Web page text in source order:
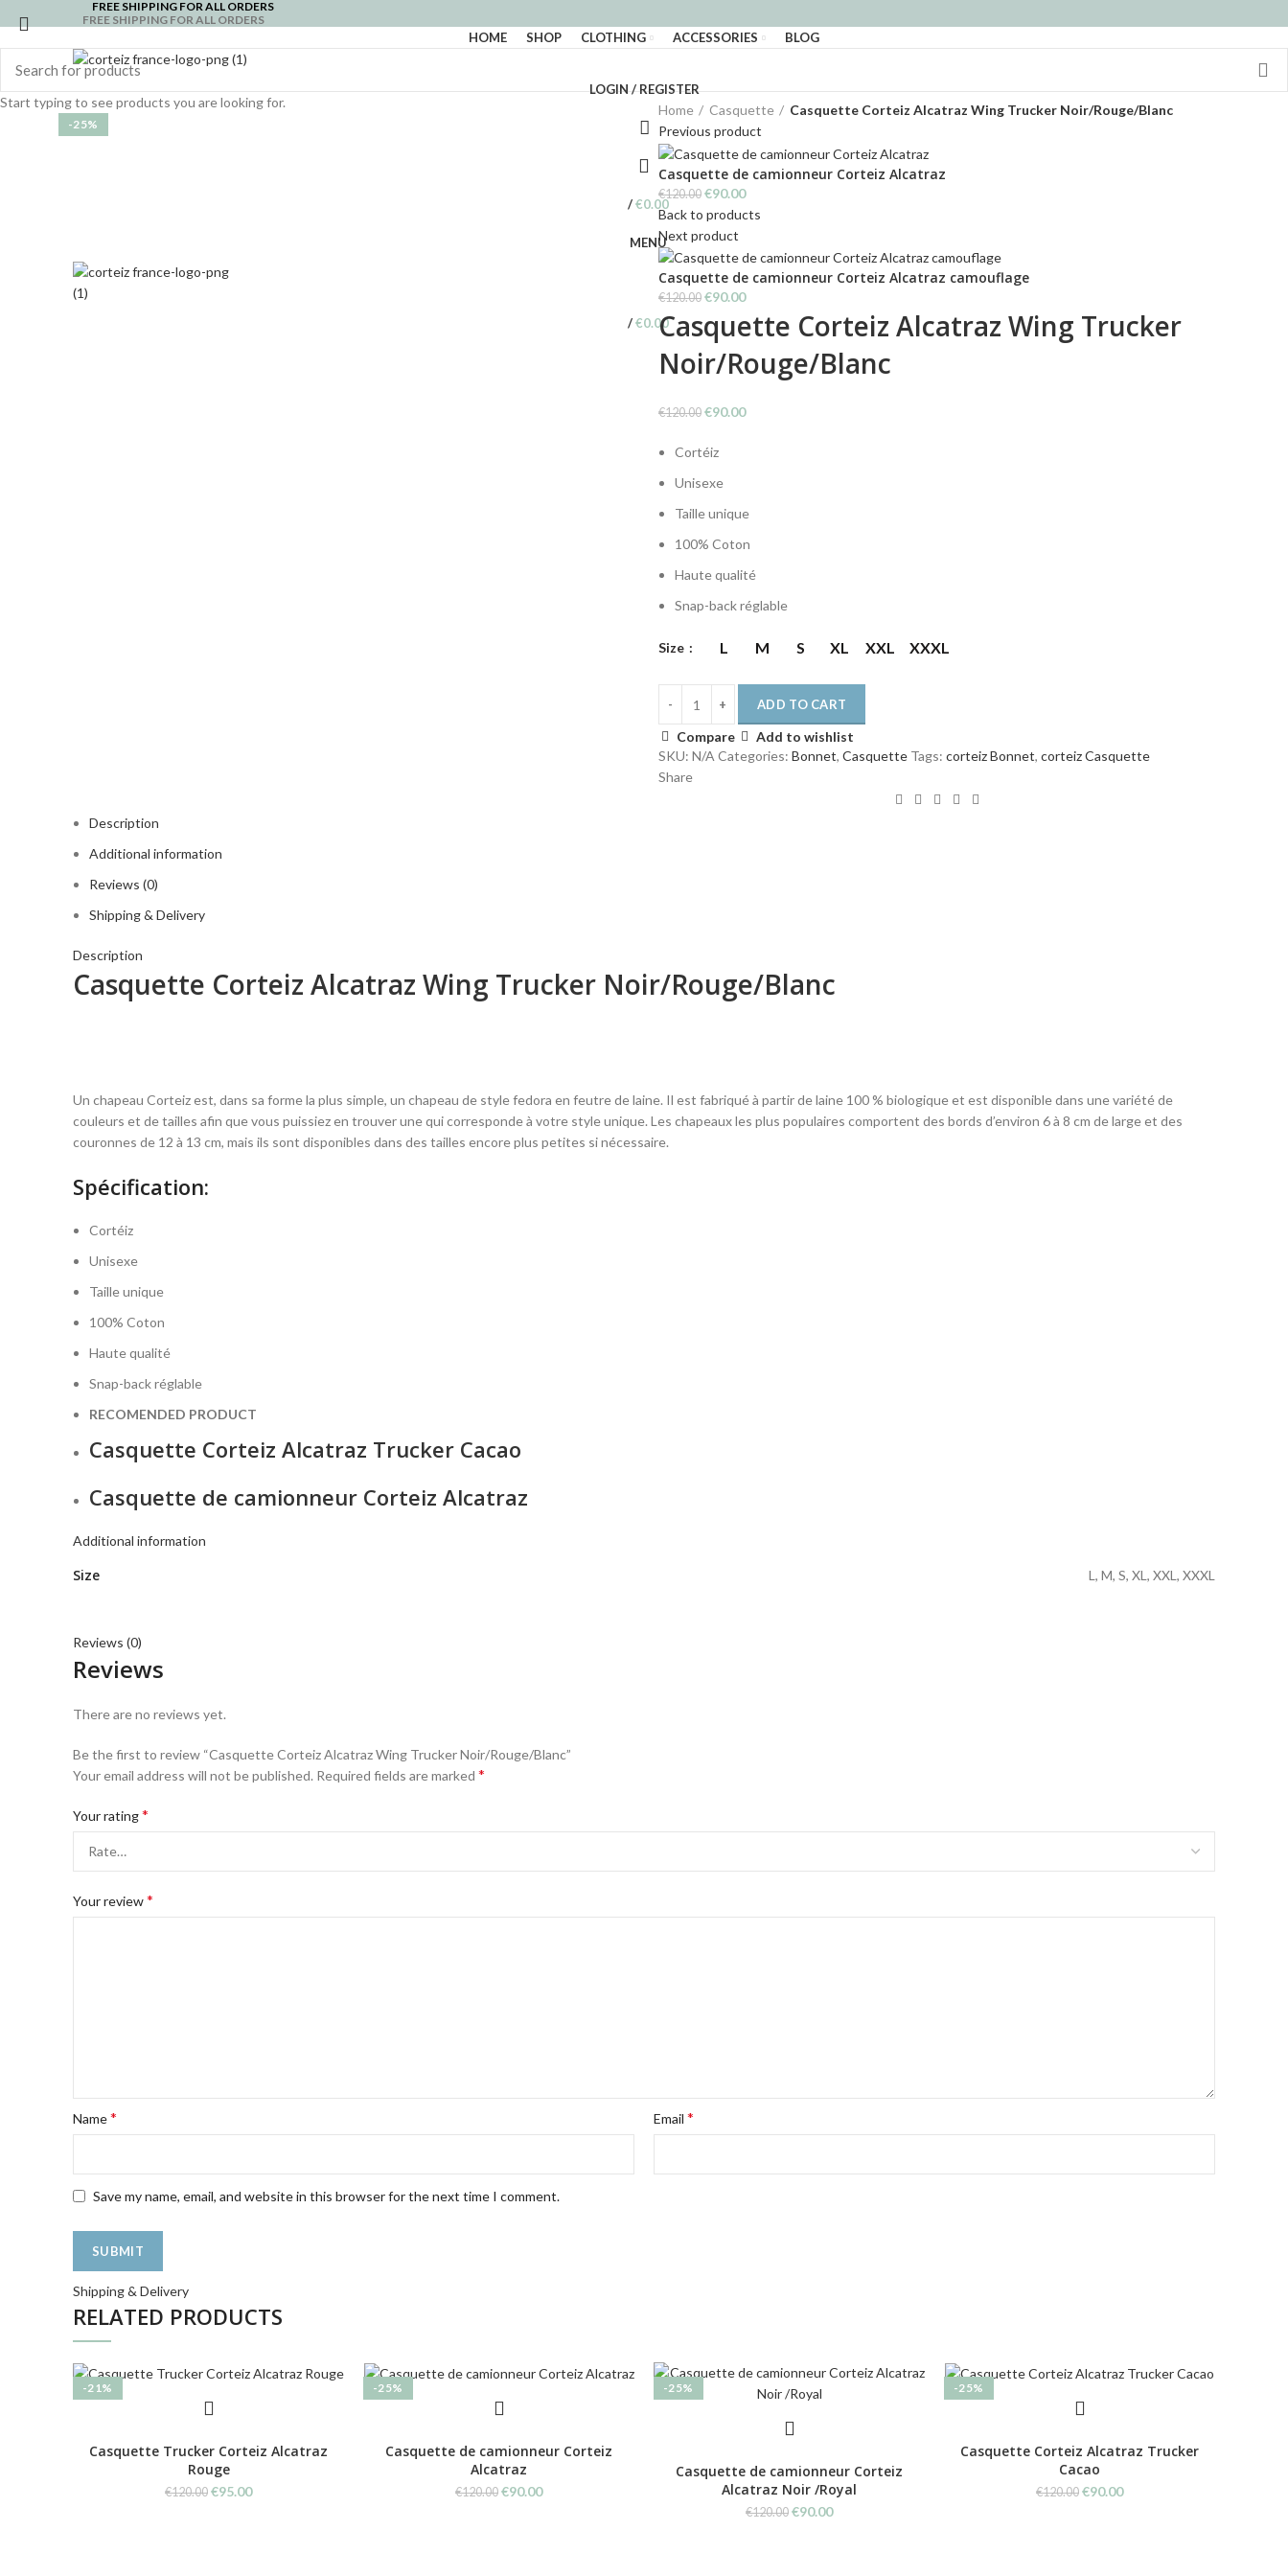
FREE SHIPPING FOR ALL ORDERS
FREE SHIPPING FOR ALL ORDERS
HOME SHOP CLOTHING ACCESSORIES BLOG
LOGIN / REGISTER
/ €0.00
MENU
/ €0.00
-25%
Click to enlarge
Home Casquette
Casquette Corteiz Alcatraz Wing Trucker Noir/Rouge/Blanc
Previous product
Casquette de camionneur Corteiz Alcatraz
€120.00 Original
price
was:
€120.00.
€90.00Current
price
€90.00.
Back to products
Next product
Casquette de camionneur Corteiz Alcatraz camouflage
€120.00 Original
was:
€120.00.
€90.00Current
price
is:
€90.00.
Casquette Corteiz Alcatraz Wing Trucker
Noir/Rouge/Blanc
€120.00 Original
was:
€90.00Current
Cortéiz
Unisexe
Taille unique
100% Coton
Haute qualité
Snap-back réglable
Size L M S XL XXL XXXL
ADD TO CART
Compare
Add to wishlist
SKU: N/A Categories: Bonnet, Casquette Tags: corteiz Bonnet, corteiz Casquette
Share
Description
Additional information
Reviews (0)
Shipping & Delivery
Description
Casquette Corteiz Alcatraz Wing Trucker Noir/Rouge/Blanc
Un chapeau Corteiz est, dans sa forme la plus simple, un chapeau de style fedora en feutre de laine. Il est fabriqué à partir de laine 100 % biologique et est disponible dans une variété de
couleurs et de tailles afin que vous puissiez en trouver une qui corresponde à votre style unique. Les chapeaux les plus populaires comportent des bords d’environ 6 à 8 cm de large et des
couronnes de 12 à 13 cm, mais ils sont disponibles dans des tailles encore plus petites si nécessaire.
Spécification:
Cortéiz
Unisexe
Taille unique
100% Coton
Haute qualité
Snap-back réglable
RECOMENDED PRODUCT
Casquette Corteiz Alcatraz Trucker Cacao
Casquette de camionneur Corteiz Alcatraz
Additional information
Size L, M, S, XL, XXL, XXXL
Reviews (0)
Reviews
There are no reviews yet.
Be the first to review “Casquette Corteiz Alcatraz Wing Trucker Noir/Rouge/Blanc”
Your email address will not be published. Required fields are marked *
Your rating*
Your review*
Name* Email *
Save my name, email, and website in this browser for the next time I comment.
Shipping & Delivery
RELATED PRODUCTS
-21%
Casquette Trucker Corteiz Alcatraz
Rouge
€120.00 Original
€95.00Current
-25%
Casquette de camionneur Corteiz
Alcatraz
€120.00 Original
€90.00Current
-25%
Casquette de camionneur Corteiz
Alcatraz Noir /Royal
€120.00 Original
€90.00Current
-25%
Casquette Corteiz Alcatraz Trucker
Cacao
€120.00 Original
€90.00Current
Start typing to see products you are looking for.